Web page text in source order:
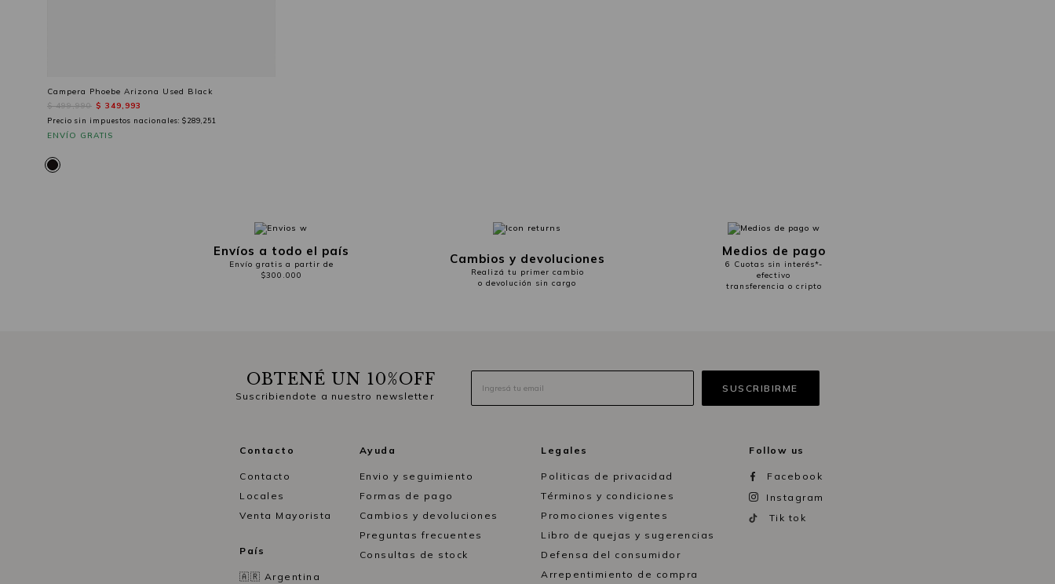
Campera Phoebe Arizona Used Black
$ 499,990 $ 349,993
Precio sin impuestos nacionales: $289,251
ENVÍO GRATIS
Envíos a todo el país
Envío gratis a partir de
$300.000
Cambios y devoluciones
Realizá tu primer cambio
o devolución sin cargo
Medios de pago
6 Cuotas sin interés*-
efectivo
transferencia o cripto
OBTENÉ UN 10%OFF
Suscribiendote a nuestro newsletter
Contacto
Contacto
Locales
Venta Mayorista
País
🇦🇷 Argentina
Ayuda
Envio y seguimiento
Formas de pago
Cambios y devoluciones
Preguntas frecuentes
Consultas de stock
Legales
Politicas de privacidad
Términos y condiciones
Promociones vigentes
Libro de quejas y sugerencias
Defensa del consumidor
Arrepentimiento de compra
Follow us
Facebook
Instagram
Tik tok